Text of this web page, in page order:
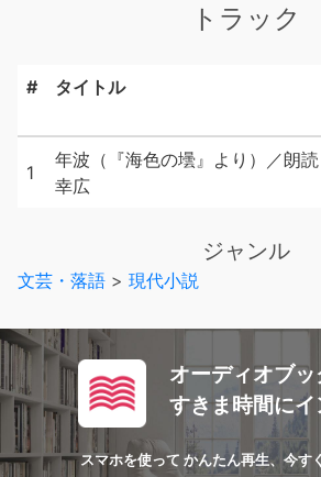
トラック
# タイトル
1
年波（『海色の壜』より）／朗
幸広
ジャンル
文芸・落語 > 現代小説
オーディオブッ
すきま時間にイ
スマホを使って かんたん再生、今す